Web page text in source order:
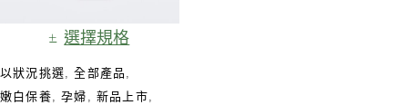
選擇規格
以狀況挑選 ,全部產品
嫩白保養 ,孕婦 ,新品上市